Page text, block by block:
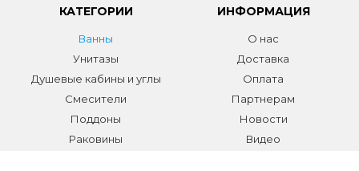
КАТЕГОРИИ
Ванны
Унитазы
Душевые кабины и углы
Смесители
Поддоны
Раковины
ИНФОРМАЦИЯ
О нас
Доставка
Оплата
Партнерам
Новости
Видео